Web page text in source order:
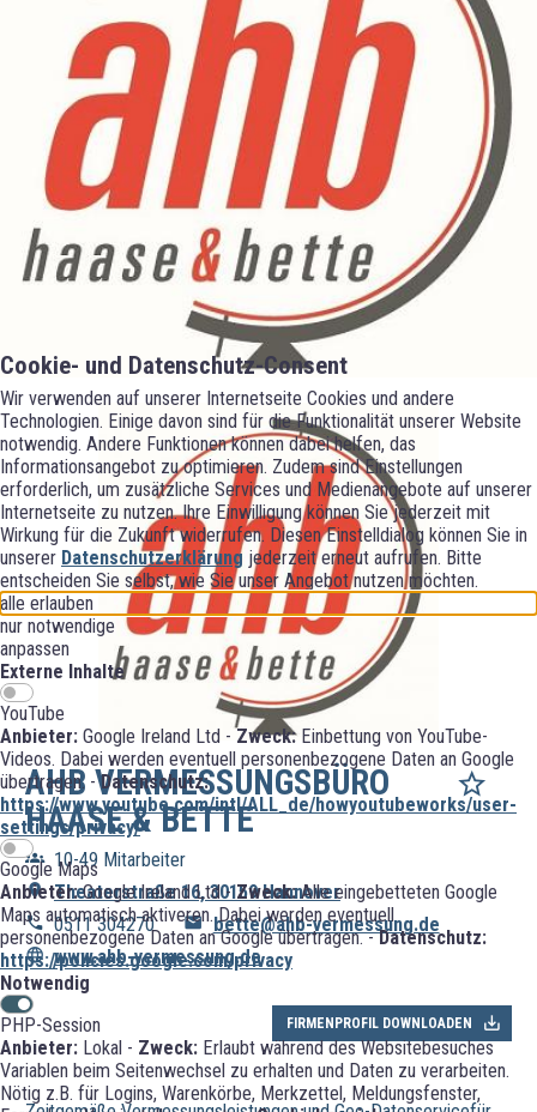
Cookie- und Datenschutz-Consent
Wir verwenden auf unserer Internetseite Cookies und andere
Technologien. Einige davon sind für die Funktionalität unserer Website
notwendig. Andere Funktionen können dabei helfen, das
Informationsangebot zu optimieren. Zudem sind Einstellungen
erforderlich, um zusätzliche Services und Medienangebote auf unserer
Internetseite zu nutzen. Ihre Einwilligung können Sie jederzeit mit
Wirkung für die Zukunft widerrufen. Diesen Einstelldialog können Sie in
unserer Datenschutzerklärung jederzeit erneut aufrufen. Bitte
entscheiden Sie selbst, wie Sie unser Angebot nutzen möchten.
alle erlauben
nur notwendige
anpassen
Externe Inhalte
YouTube
Anbieter: Google Ireland Ltd - Zweck:Einbettung von YouTube-
Videos. Dabei werden eventuell personenbezogene Daten an Google
übertragen. -Datenschutz:
https://www.youtube.com/intl/ALL_de/howyoutubeworks/user-
settings/privacy/
Google Maps
Anbieter:Google Ireland Ltd -Zweck:Alle eingebetteten Google
Maps automatisch aktiveren. Dabei werden eventuell
personenbezogene Daten an Google übertragen. -Datenschutz:
https://policies.google.com/privacy
Notwendig
PHP-Session
Anbieter: Lokal - Zweck: Erlaubt während des Websitebesuches
Variablen beim Seitenwechsel zu erhalten und Daten zu verarbeiten.
Nötig z.B. für Logins, Warenkörbe, Merkzettel, Meldungsfenster,
AHB VERMESSUNGSBÜRO
HAASE & BETTE
10-49 Mitarbeiter
Theaterstraße 16, 30159 Hannover
0511 304270
bette@ahb-vermessung.de
www.ahb-vermessung.de
FIRMENPROFIL DOWNLOADEN